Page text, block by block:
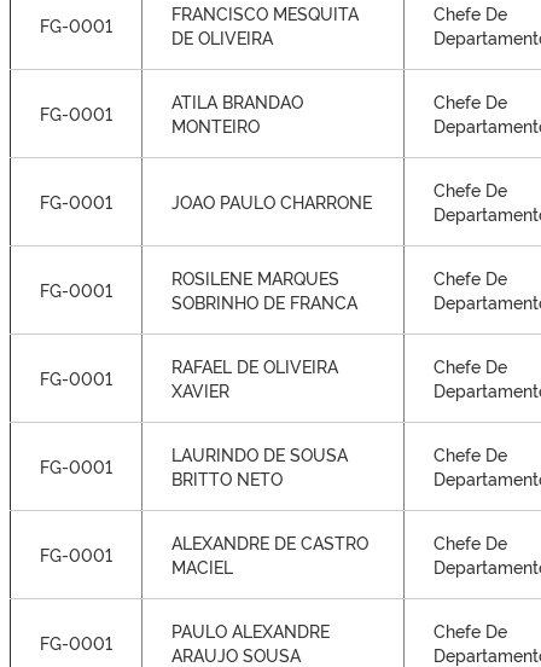
FG-0001
FRANCISCO MESQUITA
DE OLIVEIRA
Chefe De
FG-0001
ATILA BRANDAO
MONTEIRO
Chefe De
FG-0001 JOAO PAULO CHARRONE
Chefe De
FG-0001
ROSILENE MARQUES
SOBRINHO DE FRANCA
Chefe De
FG-0001
RAFAEL DE OLIVEIRA
XAVIER
Chefe De
FG-0001
LAURINDO DE SOUSA
BRITTO NETO
Chefe De
FG-0001
ALEXANDRE DE CASTRO
MACIEL
Chefe De
FG-0001
PAULO ALEXANDRE
ARAUJO SOUSA
Chefe De